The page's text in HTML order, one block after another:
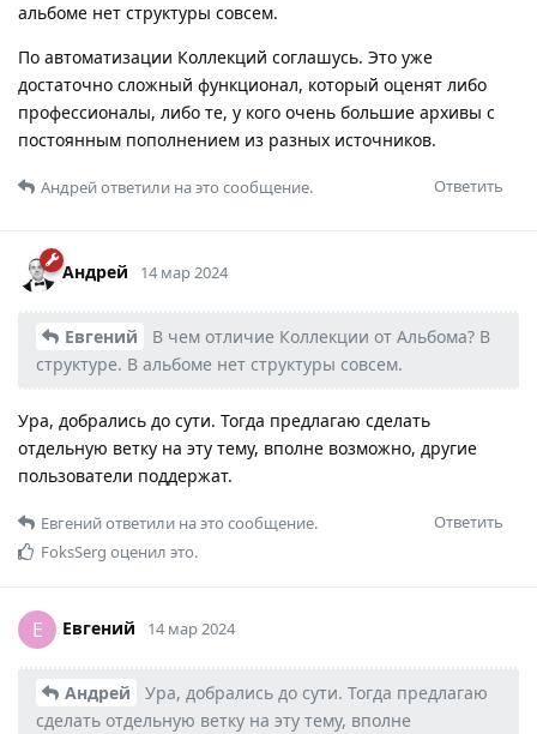
альбоме нет структуры совсем.
По автоматизации Коллекций соглашусь. Это уже
достаточно сложный функционал, который оценят либо
профессионалы, либо те, у кого очень большие архивы с
постоянным пополнением из разных источников.
Ответить
Андрейответили на это сообщение.
Андрей 14 мар 2024
Евгений
В чем отличие Коллекции от Альбома? В
структуре. В альбоме нет структуры совсем.
Ура, добрались до сути. Тогда предлагаю сделать
отдельную ветку на эту тему, вполне возможно, другие
пользователи поддержат.
Ответить
Евгенийответили на это сообщение.
FoksSerg оценил это.
Е Евгений 14 мар 2024
Андрей
Ура, добрались до сути. Тогда предлагаю
сделать отдельную ветку на эту тему, вполне